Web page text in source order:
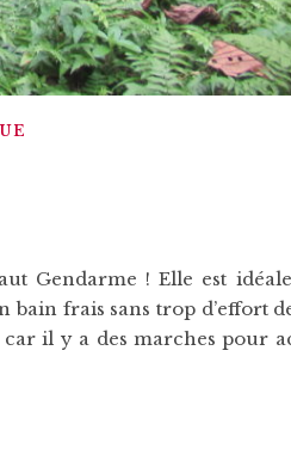
Gendarme ! Elle est
frais sans trop d’effort
car il y a des marches pour